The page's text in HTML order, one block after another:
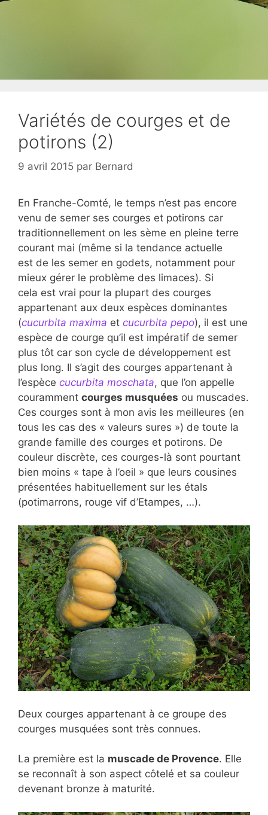
Variétés de courges et de
potirons (2)
9 avril 2015 par Bernard
En Franche-Comté, le temps n’est pas encore
venu de semer ses courges et potirons car
traditionnellement on les sème en pleine terre
courant mai (même si la tendance actuelle
est de les semer en godets, notamment pour
mieux gérer le problème des limaces). Si
cela est vrai pour la plupart des courges
appartenant aux deux espèces dominantes
(cucurbita maxima et cucurbita pepo), il est une
espèce de courge qu’il est impératif de semer
plus tôt car son cycle de développement est
plus long. Il s’agit des courges appartenant à
l’espèce cucurbita moschata, que l’on appelle
couramment courges musquées ou muscades.
Ces courges sont à mon avis les meilleures (en
tous les cas des « valeurs sures ») de toute la
grande famille des courges et potirons. De
couleur discrète, ces courges-là sont pourtant
bien moins « tape à l’oeil » que leurs cousines
présentées habituellement sur les étals
(potimarrons, rouge vif d’Etampes, …).
Deux courges appartenant à ce groupe des
courges musquées sont très connues.
La première est la muscade de Provence. Elle
se reconnaît à son aspect côtelé et sa couleur
devenant bronze à maturité.